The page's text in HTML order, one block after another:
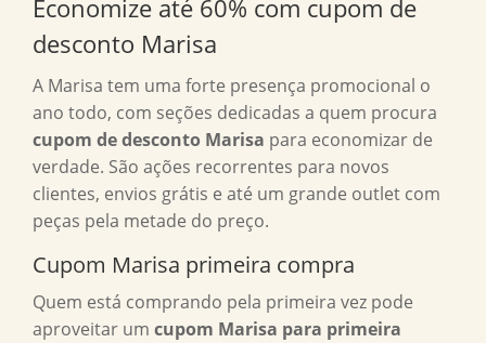
Economize até 60% com cupom de
desconto Marisa
A Marisa tem uma forte presença promocional o
ano todo, com seções dedicadas a quem procura
cupom de desconto Marisa para economizar de
verdade. São ações recorrentes para novos
clientes, envios grátis e até um grande outlet com
peças pela metade do preço.
Cupom Marisa primeira compra
Quem está comprando pela primeira vez pode
aproveitar um cupom Marisa para primeira